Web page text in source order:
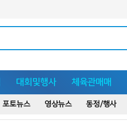
대회및행사 체육관매매
포토뉴스 영상뉴스 동정/행사